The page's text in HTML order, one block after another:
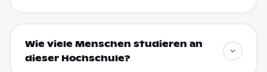
Wie viele Menschen studieren an
dieser Hochschule?